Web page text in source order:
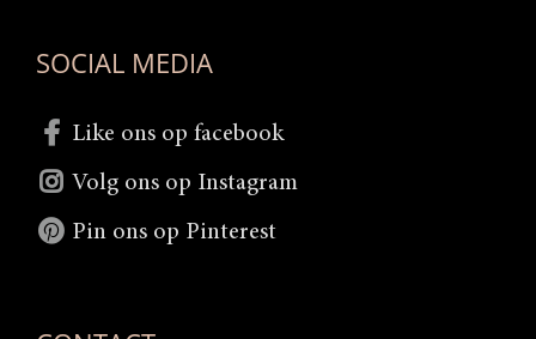
SOCIAL MEDIA
Like ons op facebook
Volg ons op Instagram
Pin ons op Pinterest